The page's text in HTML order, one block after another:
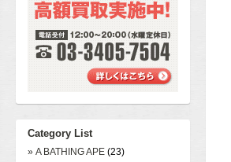
Category List
» A BATHING APE (23)